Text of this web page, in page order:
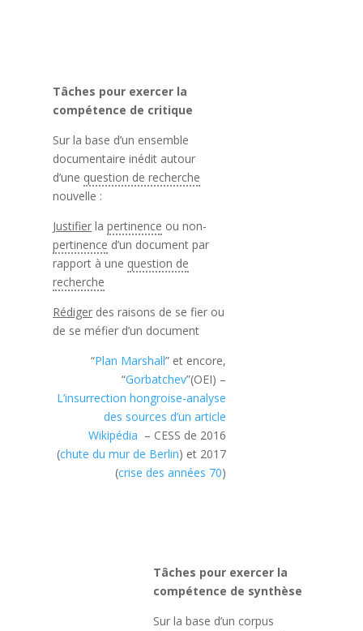
Tâches pour exercer la
compétence de critique
Sur la base d’un ensemble
documentaire inédit autour
d’une question de recherche
nouvelle :
Justifier lapertinence ou non-
pertinence d’un document par
rapport à une question de
recherche
Rédiger des raisons de se fier ou
de se méfier d’un document
“Plan Marshall” et encore,
“Gorbatchev”(OEI) –
L’insurrection hongroise-analyse
des sources d’un article
Wikipédia – CESS de 2016
(chute du mur de Berlin) et 2017
(crise des années 70)
Tâches pour exercer la
compétence de synthèse
Sur la base d’un corpus